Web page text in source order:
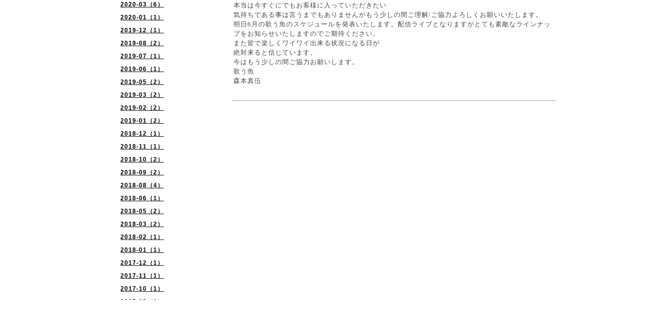
2020-03（6）
2020-01（1）
2019-12（1）
2019-08（2）
2019-07（1）
2019-06（1）
2019-05（2）
2019-03（2）
2019-02（2）
2019-01（2）
2018-12（1）
2018-11（1）
2018-10（2）
2018-09（2）
2018-08（4）
2018-06（1）
2018-05（2）
2018-03（2）
2018-02（1）
2018-01（1）
2017-12（1）
2017-11（1）
2017-10（1）
2017-09（1）
本当は今すぐにでもお客様に入っていただきたい
気持ちである事は言うまでもありませんがもう少しの間ご理解/ご協力よろしくお願いいたします。
明日6月の歌う魚のスケジュールを発表いたします。配信ライブとなりますがとても素敵なラインナッ
プをお知らせいたしますのでご期待ください。
また皆で楽しくワイワイ出来る状況になる日が
絶対来ると信じています。
今はもう少しの間ご協力お願いします。
歌う魚
森本真伍